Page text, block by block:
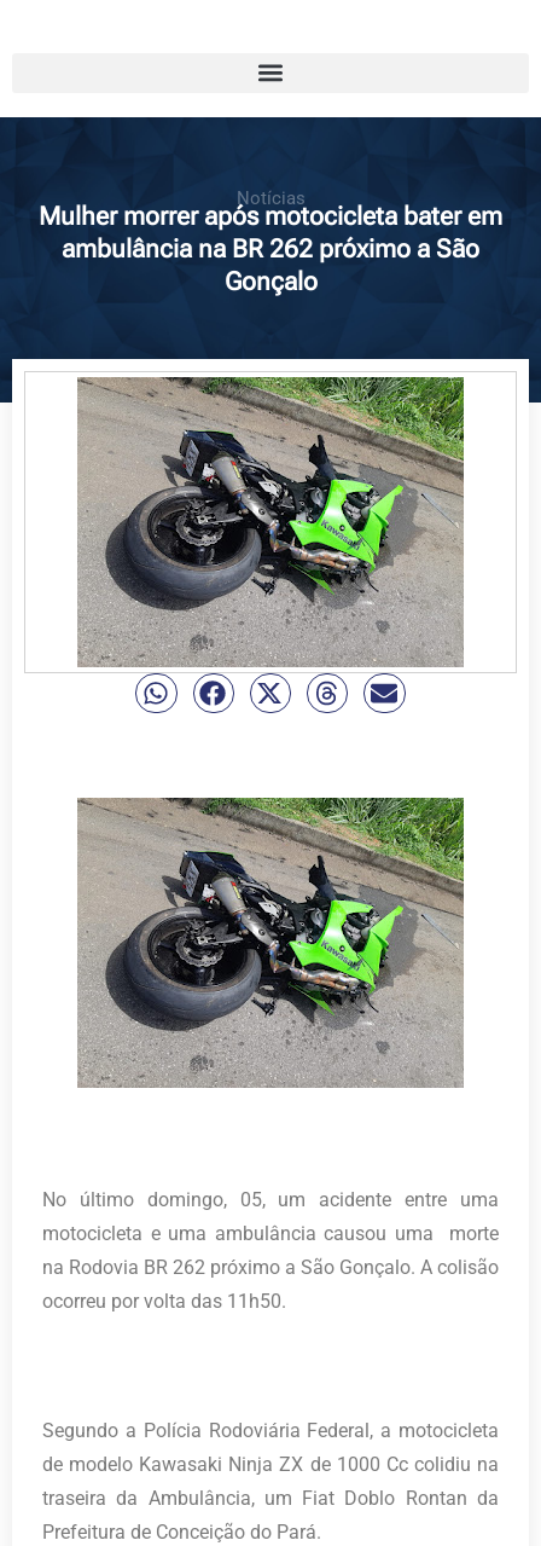
Notícias
Mulher morrer após motocicleta bater em
ambulância na BR 262 próximo a São
Gonçalo
No último domingo, 05, um acidente entre uma
motocicleta e uma ambulância causou uma morte
na Rodovia BR 262 próximo a São Gonçalo. A colisão
ocorreu por volta das 11h50.
Segundo a Polícia Rodoviária Federal, a motocicleta
de modelo Kawasaki Ninja ZX de 1000 Cc colidiu na
traseira da Ambulância, um Fiat Doblo Rontan da
Prefeitura de Conceição do Pará.